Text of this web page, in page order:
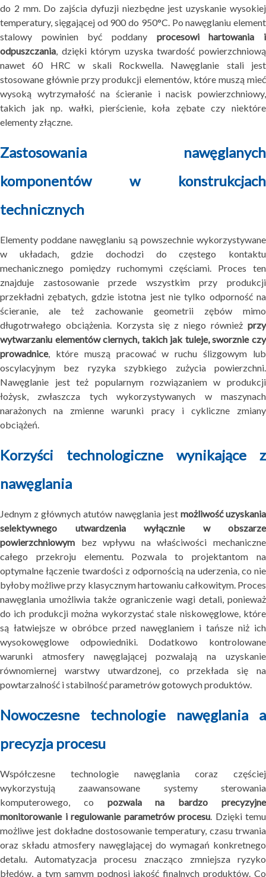
do 2 mm. Do zajścia dyfuzji niezbędne jest uzyskanie wysokiej
temperatury, sięgającej od 900 do 950°C. Po nawęglaniu element
stalowy powinien być poddany procesowi hartowania i
odpuszczania , dzięki którym uzyska twardość powierzchniową
nawet 60 HRC w skali Rockwella. Nawęglanie stali jest
stosowane głównie przy produkcji elementów, które muszą mieć
wysoką wytrzymałość na ścieranie i nacisk powierzchniowy,
takich jak np. wałki, pierścienie, koła zębate czy niektóre
elementy złączne.
Zastosowania nawęglanych
komponentów w konstrukcjach
technicznych
Elementy poddane nawęglaniu są powszechnie wykorzystywane
w układach, gdzie dochodzi do częstego kontaktu
mechanicznego pomiędzy ruchomymi częściami. Proces ten
znajduje zastosowanie przede wszystkim przy produkcji
przekładni zębatych, gdzie istotna jest nie tylko odporność na
ścieranie, ale też zachowanie geometrii zębów mimo
długotrwałego obciążenia. Korzysta się z niego również przy
wytwarzaniu elementów ciernych, takich jak tuleje, sworznie czy
prowadnice, które muszą pracować w ruchu ślizgowym lub
oscylacyjnym bez ryzyka szybkiego zużycia powierzchni.
Nawęglanie jest też popularnym rozwiązaniem w produkcji
łożysk, zwłaszcza tych wykorzystywanych w maszynach
narażonych na zmienne warunki pracy i cykliczne zmiany
obciążeń.
Korzyści technologiczne wynikające z
nawęglania
Jednym z głównych atutów nawęglania jestmożliwość uzyskania
selektywnego utwardzenia wyłącznie w obszarze
powierzchniowym bez wpływu na właściwości mechaniczne
całego przekroju elementu. Pozwala to projektantom na
optymalne łączenie twardości z odpornością na uderzenia, co nie
byłoby możliwe przy klasycznym hartowaniu całkowitym. Proces
nawęglania umożliwia także ograniczenie wagi detali, ponieważ
do ich produkcji można wykorzystać stale niskowęglowe, które
są łatwiejsze w obróbce przed nawęglaniem i tańsze niż ich
wysokowęglowe odpowiedniki. Dodatkowo kontrolowane
warunki atmosfery nawęglającej pozwalają na uzyskanie
równomiernej warstwy utwardzonej, co przekłada się na
powtarzalność i stabilność parametrów gotowych produktów.
Nowoczesne technologie nawęglania a
precyzja procesu
Współczesne technologie nawęglania coraz częściej
wykorzystują zaawansowane systemy sterowania
komputerowego, co pozwala na bardzo precyzyjne
monitorowanie i regulowanie parametrów procesu . Dzięki temu
możliwe jest dokładne dostosowanie temperatury, czasu trwania
oraz składu atmosfery nawęglającej do wymagań konkretnego
detalu. Automatyzacja procesu znacząco zmniejsza ryzyko
błędów, a tym samym podnosi jakość finalnych produktów. Co